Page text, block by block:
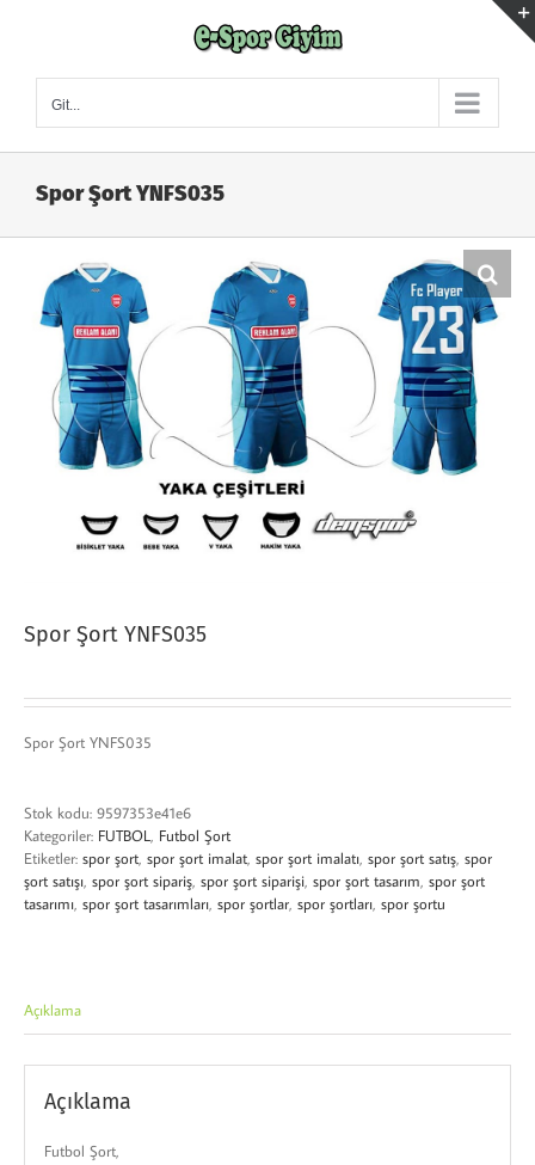
Git...
Spor Şort YNFS035
Spor Şort YNFS035
Spor Şort YNFS035
Stok kodu: 9597353e41e6
Kategoriler: FUTBOL, Futbol Şort
Etiketler: spor şort, spor şort imalat, spor şort imalatı, spor şort satış, spor
şort satışı, spor şort sipariş, spor şort siparişi, spor şort tasarım, spor şort
tasarımı, spor şort tasarımları, spor şortlar, spor şortları, spor şortu
Açıklama
Açıklama
Futbol Şort,